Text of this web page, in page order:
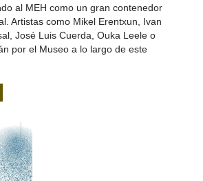
al MEH como un gran contenedor
Artistas como Mikel Erentxun, Ivan
José Luis Cuerda, Ouka Leele o
por el Museo a lo largo de este